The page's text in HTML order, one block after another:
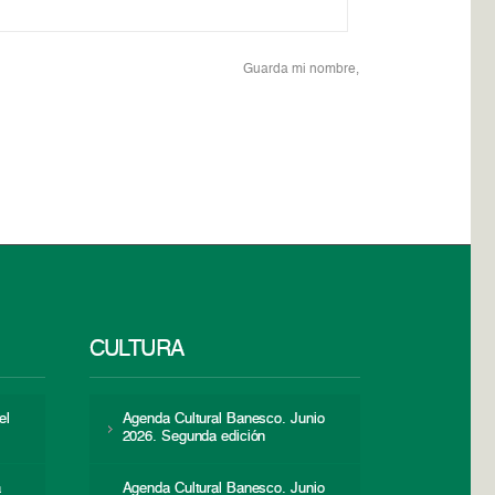
Guarda mi nombre,
CULTURA
Agenda Cultural Banesco. Junio
2026. Segunda edición
Agenda Cultural Banesco. Junio